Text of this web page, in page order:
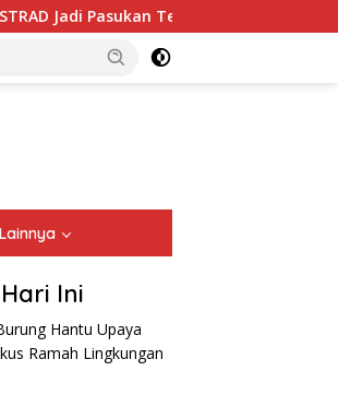
Jadi Pasukan Terbaik Defile Militer
Lainnya
Ini
Hantu Upaya
Ramah Lingkungan